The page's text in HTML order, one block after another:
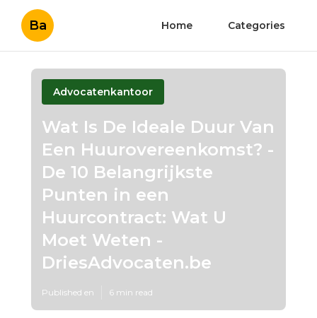
Ba Home Categories
Advocatenkantoor
Wat Is De Ideale Duur Van
Een Huurovereenkomst? -
De 10 Belangrijkste
Punten in een
Huurcontract: Wat U
Moet Weten -
DriesAdvocaten.be
Published en 6 min read